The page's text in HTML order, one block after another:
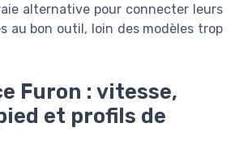
alternative pour connecter leurs
au bon outil, loin des modèles trop
Furon : vitesse,
et profils de